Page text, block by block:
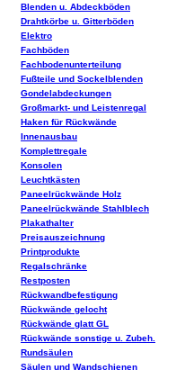
Blenden u. Abdeckböden
Drahtkörbe u. Gitterböden
Elektro
Fachböden
Fachbodenunterteilung
Fußteile und Sockelblenden
Gondelabdeckungen
Großmarkt- und Leistenregal
Haken für Rückwände
Innenausbau
Komplettregale
Konsolen
Leuchtkästen
Paneelrückwände Holz
Paneelrückwände Stahlblech
Plakathalter
Preisauszeichnung
Printprodukte
Regalschränke
Restposten
Rückwandbefestigung
Rückwände gelocht
Rückwände glatt GL
Rückwände sonstige u. Zubeh.
Rundsäulen
Säulen und Wandschienen